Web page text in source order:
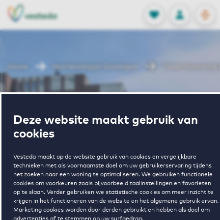
Deze website maakt gebruik van
cookies
Vesteda maakt op de website gebruik van cookies en vergelijkbare
technieken met als voornaamste doel om uw gebruikerservaring tijdens
het zoeken naar een woning te optimaliseren. We gebruiken functionele
cookies om voorkeuren zoals bijvoorbeeld taalinstellingen en favorieten
op te slaan. Verder gebruiken we statistische cookies om meer inzicht te
krijgen in het functioneren van de website en het algemene gebruik ervan.
Marketing cookies worden door derden gebruikt en hebben als doel om
FAVORIETEN
Opgeslagen
INLOGGEN
NL
EN
II
Regelmatig beschikbaar